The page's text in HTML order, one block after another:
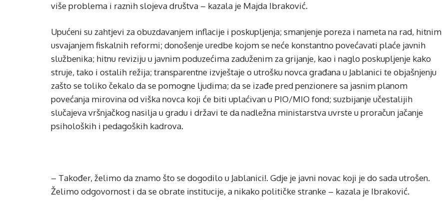
više problema i raznih slojeva društva – kazala je Majda Ibraković.
Upućeni su zahtjevi za obuzdavanjem inflacije i poskupljenja; smanjenje poreza i nameta na rad, hitnim
usvajanjem fiskalnih reformi; donošenje uredbe kojom se neće konstantno povećavati plaće javnih
službenika; hitnu reviziju u javnim poduzećima zaduženim za grijanje, kao i naglo poskupljenje kako
struje, tako i ostalih režija; transparentne izvještaje o utrošku novca građana u Jablanici te objašnjenju
zašto se toliko čekalo da se pomogne ljudima; da se izađe pred penzionere sa jasnim planom
povećanja mirovina od viška novca koji će biti uplaćivan u PIO/MIO fond; suzbijanje učestalijih
slučajeva vršnjačkog nasilja u gradu i državi te da nadležna ministarstva uvrste u proračun jačanje
psiholoških i pedagoških kadrova.
– Također, želimo da znamo što se dogodilo u Jablanici!. Gdje je javni novac koji je do sada utrošen.
Želimo odgovornost i da se obrate institucije, a nikako političke stranke – kazala je Ibraković.